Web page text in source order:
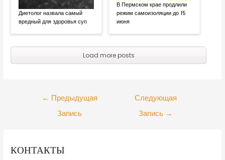
Диетолог назвала самый
вредный для здоровья суп
В Пермском крае продлили
режим самоизоляции до 15
июня
Load more posts
← Предыдущая
Запись
Следующая
Запись →
КОНТАКТЫ